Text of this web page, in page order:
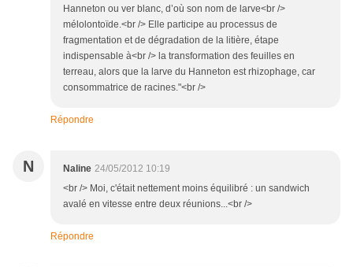
Hanneton ou ver blanc, d’où son nom de larve<br />
mélolontoïde.<br /> Elle participe au processus de
fragmentation et de dégradation de la litière, étape
indispensable à<br /> la transformation des feuilles en
terreau, alors que la larve du Hanneton est rhizophage, car
consommatrice de racines."<br />
Répondre
N Naline 24/05/2012 10:19
<br /> Moi, c'était nettement moins équilibré : un sandwich
avalé en vitesse entre deux réunions...<br />
Répondre